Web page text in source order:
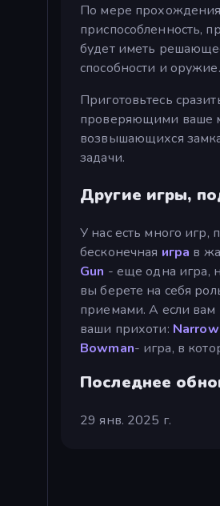
По мере
приспособленность,
будет иметь
способности и оружие.
Приготовьтесь
проверяющими ваше
возвышающихся
задачи.
Другие игры,
У нас есть много игр,
бесконечная игра в
Gun - еще одна игра,
вы берете на себя
приемами. А если
ваши прихоти:
Bowman- игра, в
Последнее
29 янв. 2025 г.